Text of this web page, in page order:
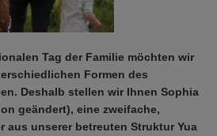
Tag der Familie möchten wir
Formen des
Deshalb stellen wir Ihnen Sophia
geändert), eine zweifache,
aus unserer betreuten Struktur Yua